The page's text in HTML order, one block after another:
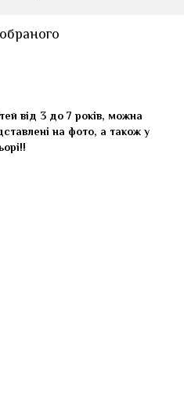
від 3 до 7 років, можна
на фото, а також у